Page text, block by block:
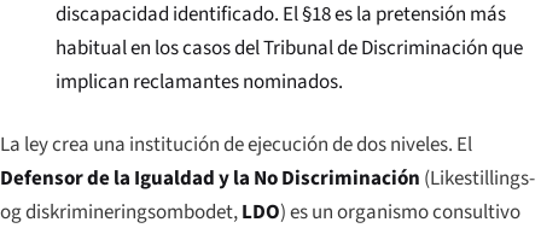
discapacidad identificado. El §18 es la pretensión más
habitual en los casos del Tribunal de Discriminación que
implican reclamantes nominados.
La ley crea una institución de ejecución de dos niveles. El
Defensor de la Igualdad y la No Discriminación (Likestillings-
og diskrimineringsombodet,LDO) es un organismo consultivo